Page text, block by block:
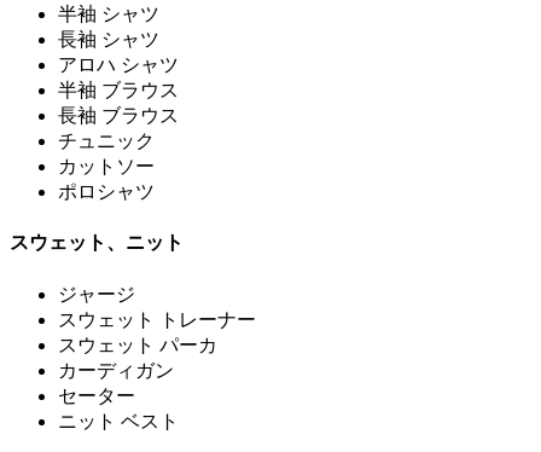
半袖 シャツ
長袖 シャツ
アロハ シャツ
半袖 ブラウス
長袖 ブラウス
チュニック
カットソー
ポロシャツ
スウェット、ニット
ジャージ
スウェット トレーナー
スウェット パーカ
カーディガン
セーター
ニット ベスト